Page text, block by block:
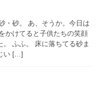
・砂。 あ、そうか。今日は
かけてると子供たちの笑顔
ふふ。 床に落ちてる砂ま
い […]